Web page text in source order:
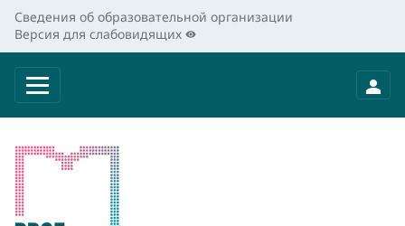
Сведения об образовательной организации
Версия для слабовидящих